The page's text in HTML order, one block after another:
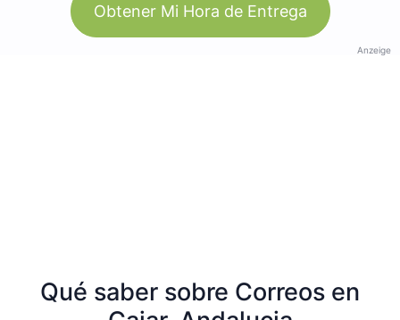
Obtener Mi Hora de Entrega
Anzeige
Qué saber sobre Correos en